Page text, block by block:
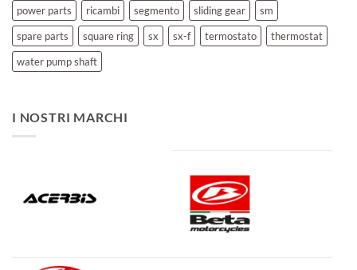
power parts
ricambi segmento sliding gear
sm
spare parts
square ring sx sx-f termostato
thermostat
water pump shaft
I NOSTRI MARCHI